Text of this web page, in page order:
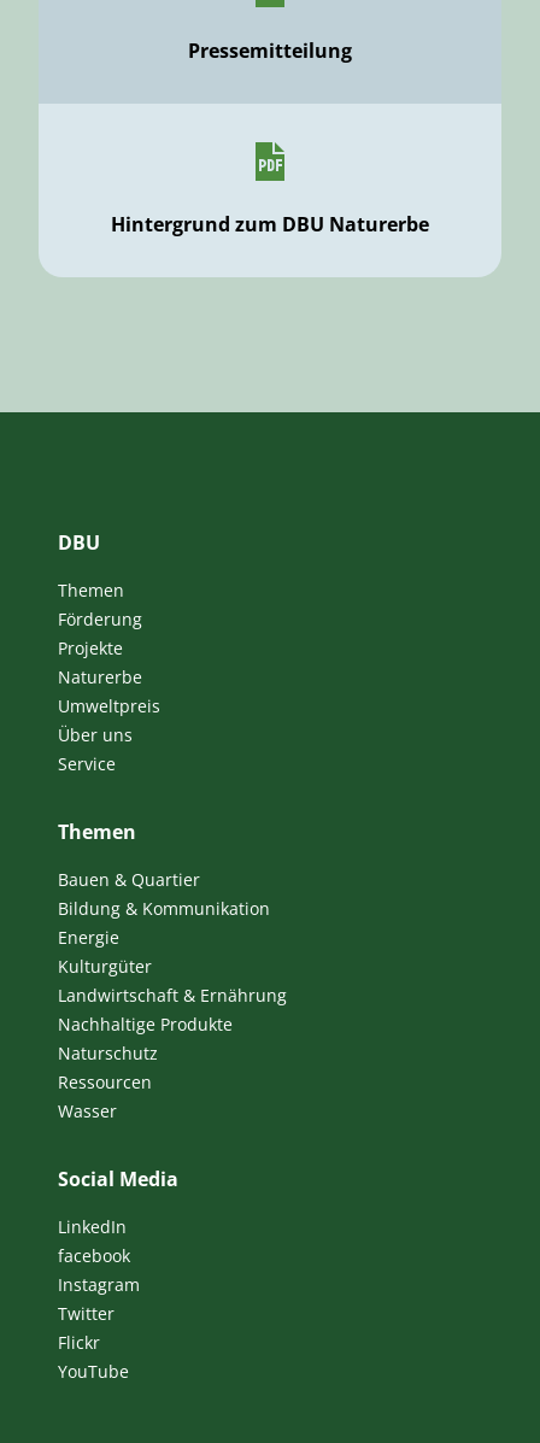
Pressemitteilung
Hintergrund zum DBU Naturerbe
DBU
Themen
Förderung
Projekte
Naturerbe
Umweltpreis
Über uns
Service
Themen
Bauen & Quartier
Bildung & Kommunikation
Energie
Kulturgüter
Landwirtschaft & Ernährung
Nachhaltige Produkte
Naturschutz
Ressourcen
Wasser
Social Media
LinkedIn
facebook
Instagram
Twitter
Flickr
YouTube